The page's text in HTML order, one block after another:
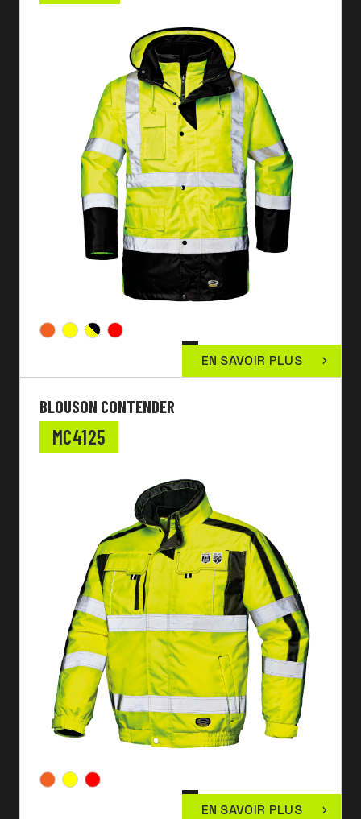
EN SAVOIR PLUS
BLOUSON CONTENDER
MC4125
EN SAVOIR PLUS